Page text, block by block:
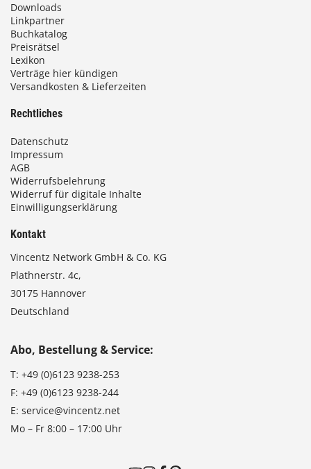
Downloads
Linkpartner
Buchkatalog
Preisrätsel
Lexikon
Verträge hier kündigen
Versandkosten & Lieferzeiten
Rechtliches
Datenschutz
Impressum
AGB
Widerrufsbelehrung
Widerruf für digitale Inhalte
Einwilligungserklärung
Kontakt
Vincentz Network GmbH & Co. KG
Plathnerstr. 4c,
30175 Hannover
Deutschland
Abo, Bestellung & Service:
T: +49 (0)6123 9238-253
F: +49 (0)6123 9238-244
E: service@vincentz.net
Mo – Fr 8:00 – 17:00 Uhr